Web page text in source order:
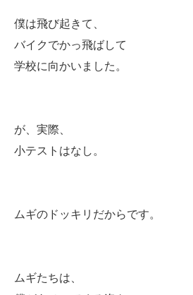
僕は飛び起きて、
バイクでかっ飛ばして
学校に向かいました。
が、実際、
小テストはなし。
ムギのドッキリだからです。
ムギたちは、